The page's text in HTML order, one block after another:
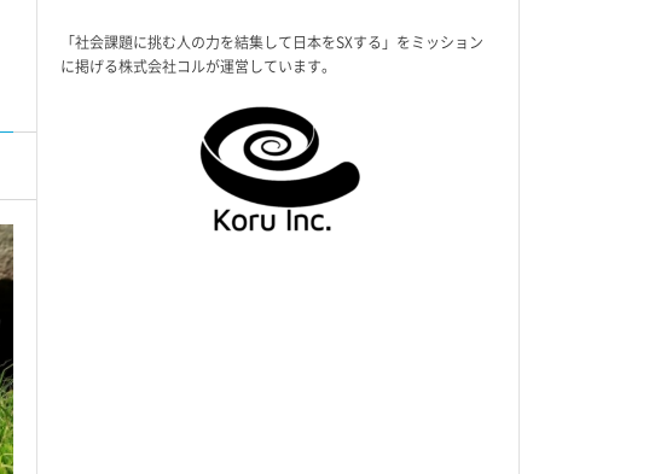
「社会課題に挑む人の力を結集して日本をSXする」をミッション
に掲げる株式会社コルが運営しています。